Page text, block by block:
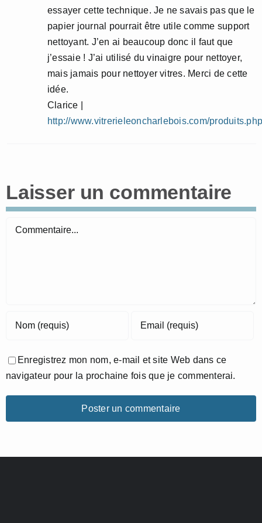
essayer cette technique. Je ne savais pas que le
papier journal pourrait être utile comme support
nettoyant. J’en ai beaucoup donc il faut que
j’essaie ! J’ai utilisé du vinaigre pour nettoyer,
mais jamais pour nettoyer vitres. Merci de cette
idée.
Clarice |
http://www.vitrerieleoncharlebois.com/produits.php
Laisser un commentaire
Commentaire
Enregistrez mon nom, e-mail et site Web dans ce
navigateur pour la prochaine fois que je commenterai.